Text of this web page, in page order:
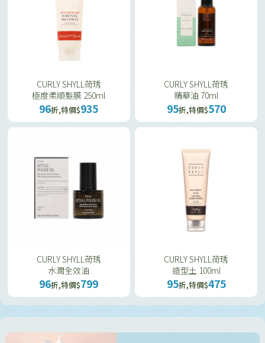
CURLY SHYLL荷琇
極度柔順髮膜 250ml
96折,特價$935
CURLY SHYLL荷琇
精華油 70ml
95折,特價$570
CURLY SHYLL荷琇
水潤全效油
96折,特價$799
CURLY SHYLL荷琇
造型土 100ml
95折,特價$475